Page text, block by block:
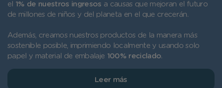
el 1% de nuestros ingresos a causas que mejoran el futuro
de millones de niños y del planeta en el que crecerán.
Además, creamos nuestros productos de la manera más
sostenible posible, imprimiendo localmente y usando solo
papel y material de embalaje 100% reciclado.
Leer más